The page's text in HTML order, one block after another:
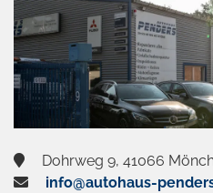
Dohrweg 9, 41066
info@autohaus-